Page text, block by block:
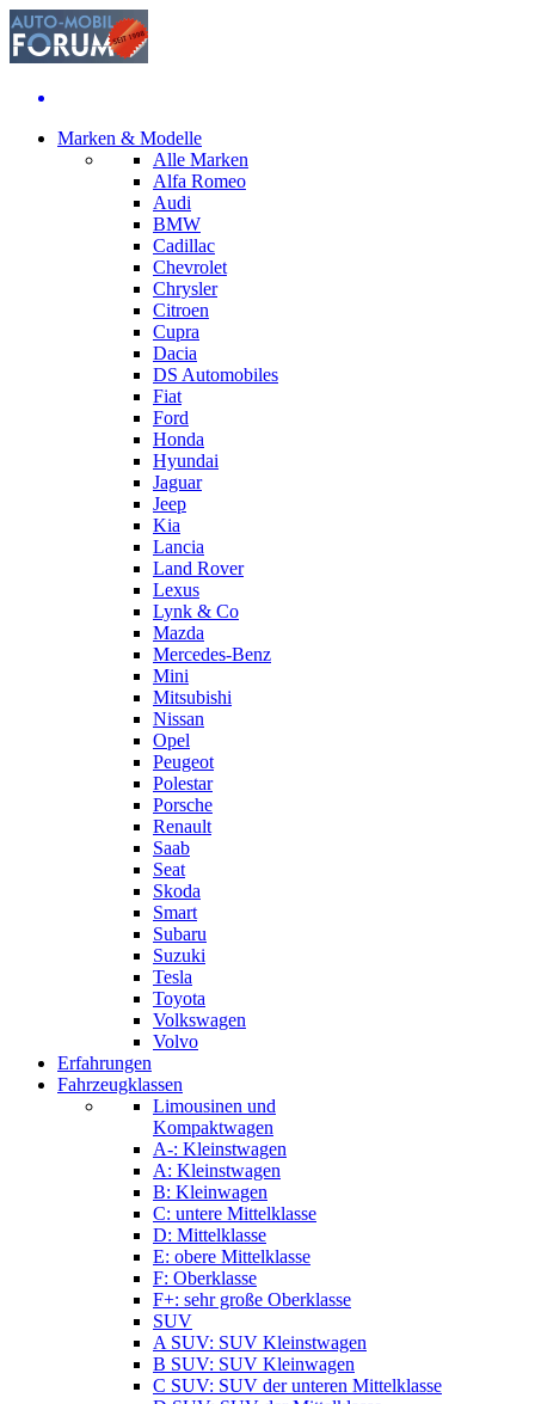
Marken & Modelle
Alle Marken
Alfa Romeo
Audi
BMW
Cadillac
Chevrolet
Chrysler
Citroen
Cupra
Dacia
DS Automobiles
Fiat
Ford
Honda
Hyundai
Jaguar
Jeep
Kia
Lancia
Land Rover
Lexus
Lynk & Co
Mazda
Mercedes-Benz
Mini
Mitsubishi
Nissan
Opel
Peugeot
Polestar
Porsche
Renault
Saab
Seat
Skoda
Smart
Subaru
Suzuki
Tesla
Toyota
Volkswagen
Volvo
Erfahrungen
Fahrzeugklassen
Limousinen und
Kompaktwagen
A-: Kleinstwagen
A: Kleinstwagen
B: Kleinwagen
C: untere Mittelklasse
D: Mittelklasse
E: obere Mittelklasse
F: Oberklasse
F+: sehr große Oberklasse
SUV
A SUV: SUV Kleinstwagen
B SUV: SUV Kleinwagen
C SUV: SUV der unteren Mittelklasse